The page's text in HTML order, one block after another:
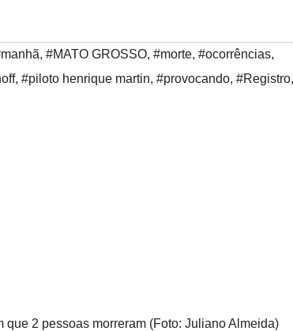
, #MATO GROSSO, #morte, #ocorrências,
, #piloto henrique martin, #provocando, #Registro
2 pessoas morreram (Foto: Juliano Almeida)